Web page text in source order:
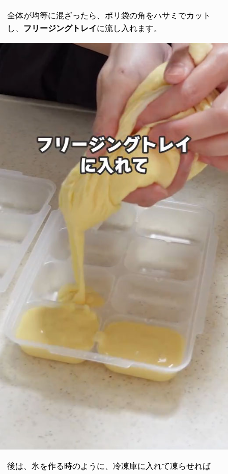
全体が均等に混ざったら、ポリ袋の角をハサミでカット
し、 フリージングトレイに流し入れます。
後は、氷を作る時のように、冷凍庫に入れて凍らせれば